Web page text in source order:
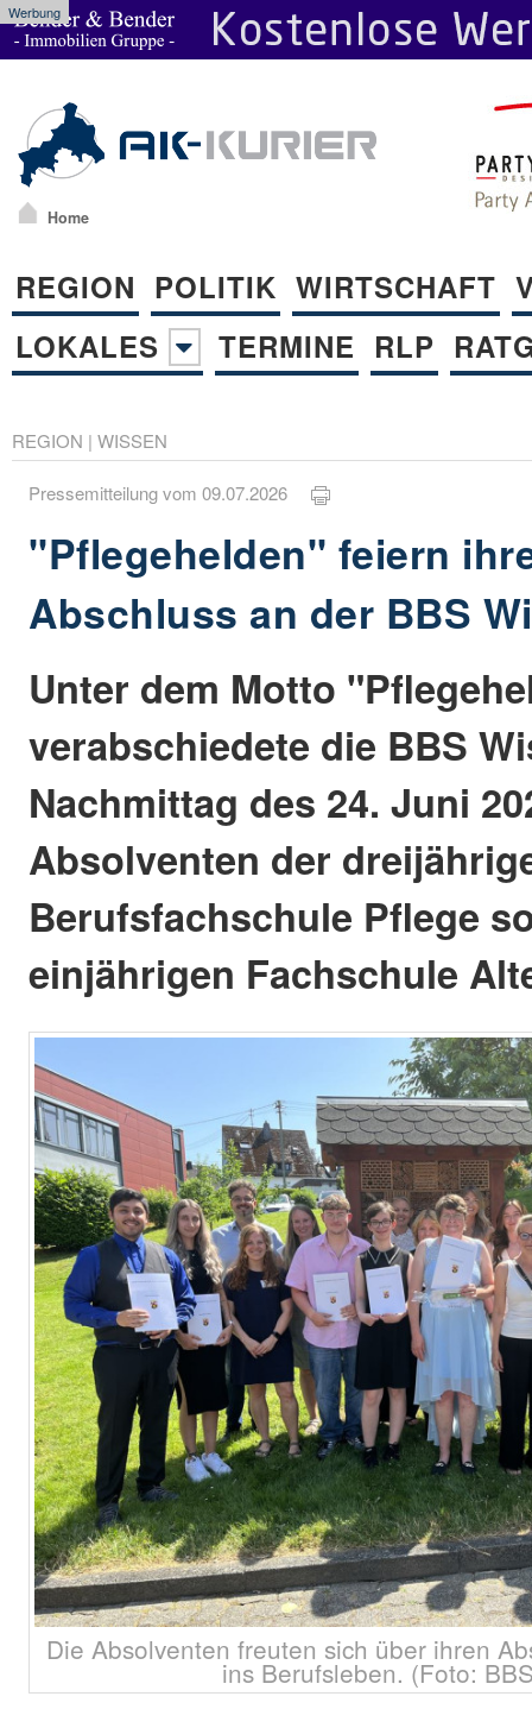
Werbung
Home
REGION POLITIK WIRTSCHAFT
LOKALES
TERMINE RLP
REGION | WISSEN
Pressemitteilung vom 09.07.2026
"Pflegehelden" feiern
Abschluss an der BBS
Unter dem Motto
verabschiedete die BBS
Nachmittag des 24. Juni
Absolventen der
Berufsfachschule Pflege
einjährigen Fachschule
Die Absolventen freuten sich über ihren
ins Berufsleben. (Foto: